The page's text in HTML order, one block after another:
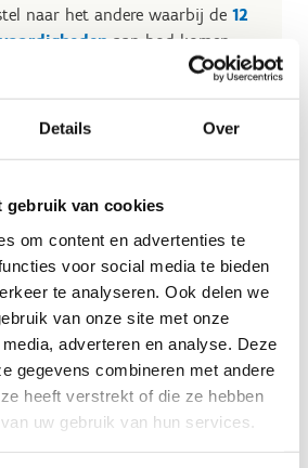
Details Over
gebruik van cookies
om content en advertenties te
voor social media te bieden
te analyseren. Ook delen we
van onze site met onze
adverteren en analyse. Deze
gegevens combineren met andere
heeft verstrekt of die ze hebben
uw gebruik van hun services.
naar het andere waarbij de 12
aan bod komen.
Multimovepad in je buurt
school na de bel
na schooltijd voldoende